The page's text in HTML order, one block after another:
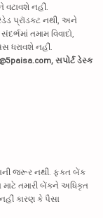
વટાવશે નહીં.
પ્રૉડક્ટ નથી, અને
તમામ વિવાદો,
ધરાવશે નહીં.
સપોર્ટ ડેસ્ક
જરૂર નથી. ફક્ત બેંક
તમારી બેંકને અધિકૃત
કારણ કે પૈસા